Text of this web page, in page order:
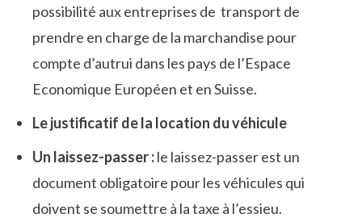
possibilité aux entreprises de transport de
prendre en charge de la marchandise pour
compte d’autrui dans les pays de l’Espace
Economique Européen et en Suisse.
Le justificatif de la location du véhicule
Un laissez-passer :le laissez-passer est un
document obligatoire pour les véhicules qui
doivent se soumettre à la taxe à l’essieu.